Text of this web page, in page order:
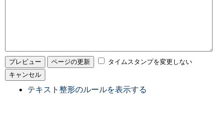
タイムスタンプを変更しない
テキスト整形のルールを表示する